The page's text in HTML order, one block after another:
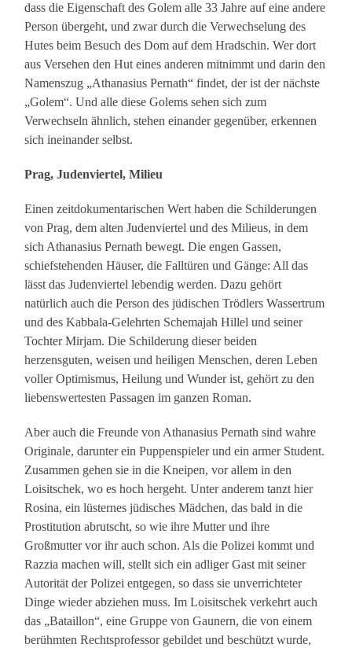
dass die Eigenschaft des Golem alle 33 Jahre auf eine andere
Person übergeht, und zwar durch die Verwechselung des
Hutes beim Besuch des Dom auf dem Hradschin. Wer dort
aus Versehen den Hut eines anderen mitnimmt und darin den
Namenszug „Athanasius Pernath“ findet, der ist der nächste
„Golem“. Und alle diese Golems sehen sich zum
Verwechseln ähnlich, stehen einander gegenüber, erkennen
sich ineinander selbst.
Prag, Judenviertel, Milieu
Einen zeitdokumentarischen Wert haben die Schilderungen
von Prag, dem alten Judenviertel und des Milieus, in dem
sich Athanasius Pernath bewegt. Die engen Gassen,
schiefstehenden Häuser, die Falltüren und Gänge: All das
lässt das Judenviertel lebendig werden. Dazu gehört
natürlich auch die Person des jüdischen Trödlers Wassertrum
und des Kabbala-Gelehrten Schemajah Hillel und seiner
Tochter Mirjam. Die Schilderung dieser beiden
herzensguten, weisen und heiligen Menschen, deren Leben
voller Optimismus, Heilung und Wunder ist, gehört zu den
liebenswertesten Passagen im ganzen Roman.
Aber auch die Freunde von Athanasius Pernath sind wahre
Originale, darunter ein Puppenspieler und ein armer Student.
Zusammen gehen sie in die Kneipen, vor allem in den
Loisitschek, wo es hoch hergeht. Unter anderem tanzt hier
Rosina, ein lüsternes jüdisches Mädchen, das bald in die
Prostitution abrutscht, so wie ihre Mutter und ihre
Großmutter vor ihr auch schon. Als die Polizei kommt und
Razzia machen will, stellt sich ein adliger Gast mit seiner
Autorität der Polizei entgegen, so dass sie unverrichteter
Dinge wieder abziehen muss. Im Loisitschek verkehrt auch
das „Bataillon“, eine Gruppe von Gaunern, die von einem
berühmten Rechtsprofessor gebildet und beschützt wurde,